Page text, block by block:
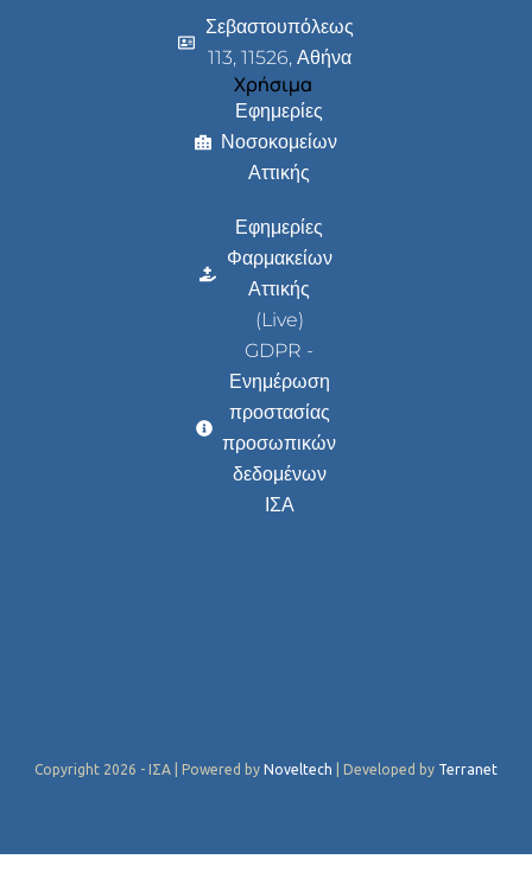
Σεβαστουπόλεως
113, 11526, Αθήνα
Χρήσιμα
Εφημερίες
Νοσοκομείων
Αττικής
Εφημερίες
Φαρμακείων
Αττικής
(Live)
GDPR -
Ενημέρωση
προστασίας
προσωπικών
δεδομένων
ΙΣΑ
Copyright 2026 - ΙΣΑ | Powered by Noveltech | Developed by Terranet